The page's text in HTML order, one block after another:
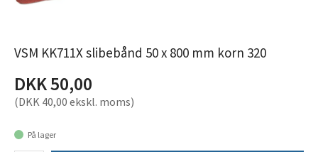
VSM KK711X slibebånd 50 x 800 mm korn 320
DKK 50,00
(DKK 40,00 ekskl. moms)
På lager